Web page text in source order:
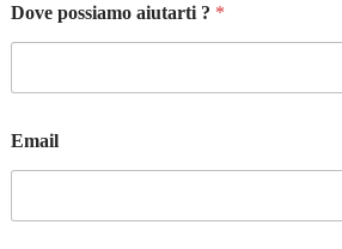
l
a
Dove possiamo aiutarti ? *
Email